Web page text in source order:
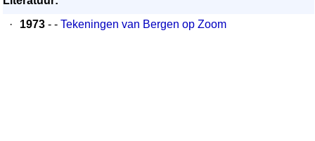
·
1973 - - Tekeningen van Bergen op Zoom